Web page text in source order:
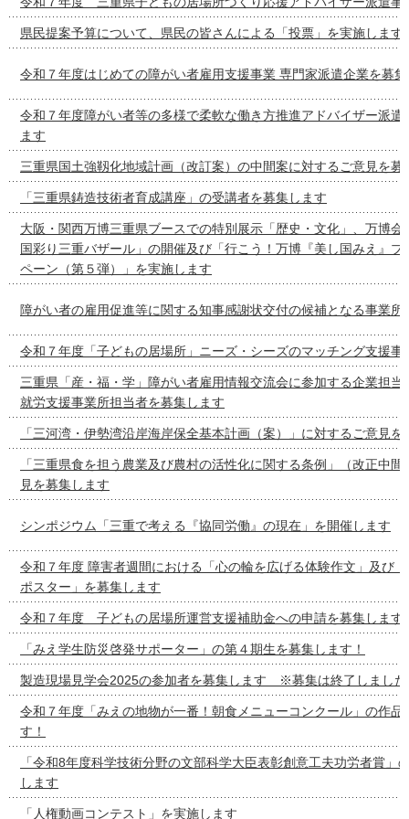
県民提案予算について、県民の皆さんによる「投票」を実施します
令和７年度はじめての障がい者雇用支援事業 専門家派遣企業を募
令和７年度障がい者等の多様で柔軟な働き方推進アドバイザー派遣
ます
三重県国土強靱化地域計画（改訂案）の中間案に対するご意見を募
「三重県鋳造技術者育成講座」の受講者を募集します
大阪・関西万博三重県ブースでの特別展示「歴史・文化」、万博会
国彩り三重バザール」の開催及び「行こう！万博『美し国みえ』プ
ペーン（第５弾）」を実施します
障がい者の雇用促進等に関する知事感謝状交付の候補となる事業所
令和７年度「子どもの居場所」ニーズ・シーズのマッチング支援事
三重県「産・福・学」障がい者雇用情報交流会に参加する企業担当
就労支援事業所担当者を募集します
「三河湾・伊勢湾沿岸海岸保全基本計画（案）」に対するご意見を
「三重県食を担う農業及び農村の活性化に関する条例」（改正中
見を募集します
シンポジウム「三重で考える『協同労働』の現在」を開催します
令和７年度 障害者週間における「心の輪を広げる体験作文」及び
ポスター」を募集します
令和７年度 子どもの居場所運営支援補助金への申請を募集します
「みえ学生防災啓発サポーター」の第４期生を募集します！
製造現場見学会2025の参加者を募集します ※募集は終了しました
令和７年度「みえの地物が一番！朝食メニューコンクール」の作品
す！
「令和8年度科学技術分野の文部科学大臣表彰創意工夫功労者賞」
します
「人権動画コンテスト」を実施します